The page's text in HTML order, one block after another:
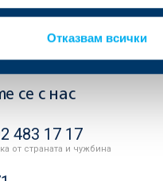
Отказвам всички
Важни
API портал за
се с нас
483 17 17
от страната и чужбина